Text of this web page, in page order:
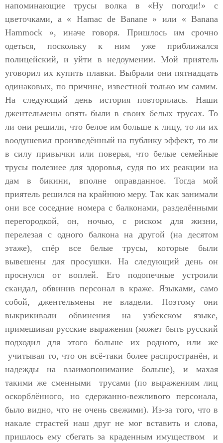
напоминающие трусы волка в «Ну погоди!» с
цветочками, а « Hamac de Banane » или « Banana
Hammock », иначе говоря. Пришлось им срочно
одеться, поскольку к ним уже приближался
полицейский, и уйти в недоумении. Мой приятель
уговорил их купить плавки. Выбрали они пятнадцать
одинаковых, по причине, известной только им самим.
На следующий день история повторилась. Наши
джентельмены опять были в своих белых трусах. То
ли они решили, что белое им больше к лицу, то ли их
воодушевил произведённый на публику эффект, то ли
в силу привычки или поверья, что белые семейные
трусы полезнее для здоровья, судя по их реакции на
дам в бикини, вполне оправданное. Тогда мой
приятель решился на крайнюю меру. Так как занимали
они все соседние номера с балконами, разделёнными
перегородкой, он, ночью, с риском для жизни,
перелезая с одного балкона на другой (на десятом
этаже), спёр все белые трусы, которые были
вывешены для просушки. На следующий день он
проснулся от воплей. Его подопечные устроили
скандал, обвинив персонал в краже. Языками, само
собой, джентельмены не владели. Поэтому они
выкрикивали обвинения на узбекском языке,
примешивая русские выражения (может быть русский
подходил для этого больше их родного, или же
учитывая то, что он всё-таки более распространён, и
надежды на взаимопонимание больше), и махая
такими же сменными трусами (по выражениям лиц
оскорблённого, но сдержанно-вежливого персонала,
было видно, что не очень свежими). Из-за того, что в
накале страстей наш друг не мог вставить и слова,
пришлось ему сбегать за краденным имуществом и